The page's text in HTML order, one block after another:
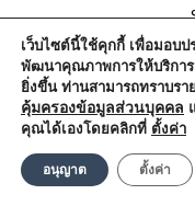
E-
เว็บไซต์นี้ใช้คุกกี้ เพื่อมอบ
พัฒนาคุณภาพการให้บริการ
ยิ่งขึ้น ท่านสามารถทราบรา
คุ้มครองข้อมูลส่วนบุคคล
คุณได้เองโดยคลิกที่ ตั้งค่า
อนุญาต ตั้งค่า